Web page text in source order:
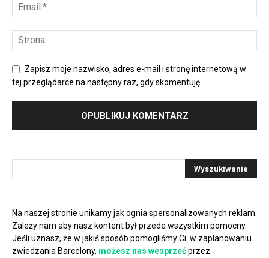
Zapisz moje nazwisko, adres e-mail i stronę internetową w
tej przeglądarce na następny raz, gdy skomentuję.
Na naszej stronie unikamy jak ognia spersonalizowanych reklam.
Zależy nam aby nasz kontent był przede wszystkim pomocny.
Jeśli uznasz, że w jakiś sposób pomogliśmy Ci w zaplanowaniu
zwiedzania Barcelony, możesz nas wesprzećprzez